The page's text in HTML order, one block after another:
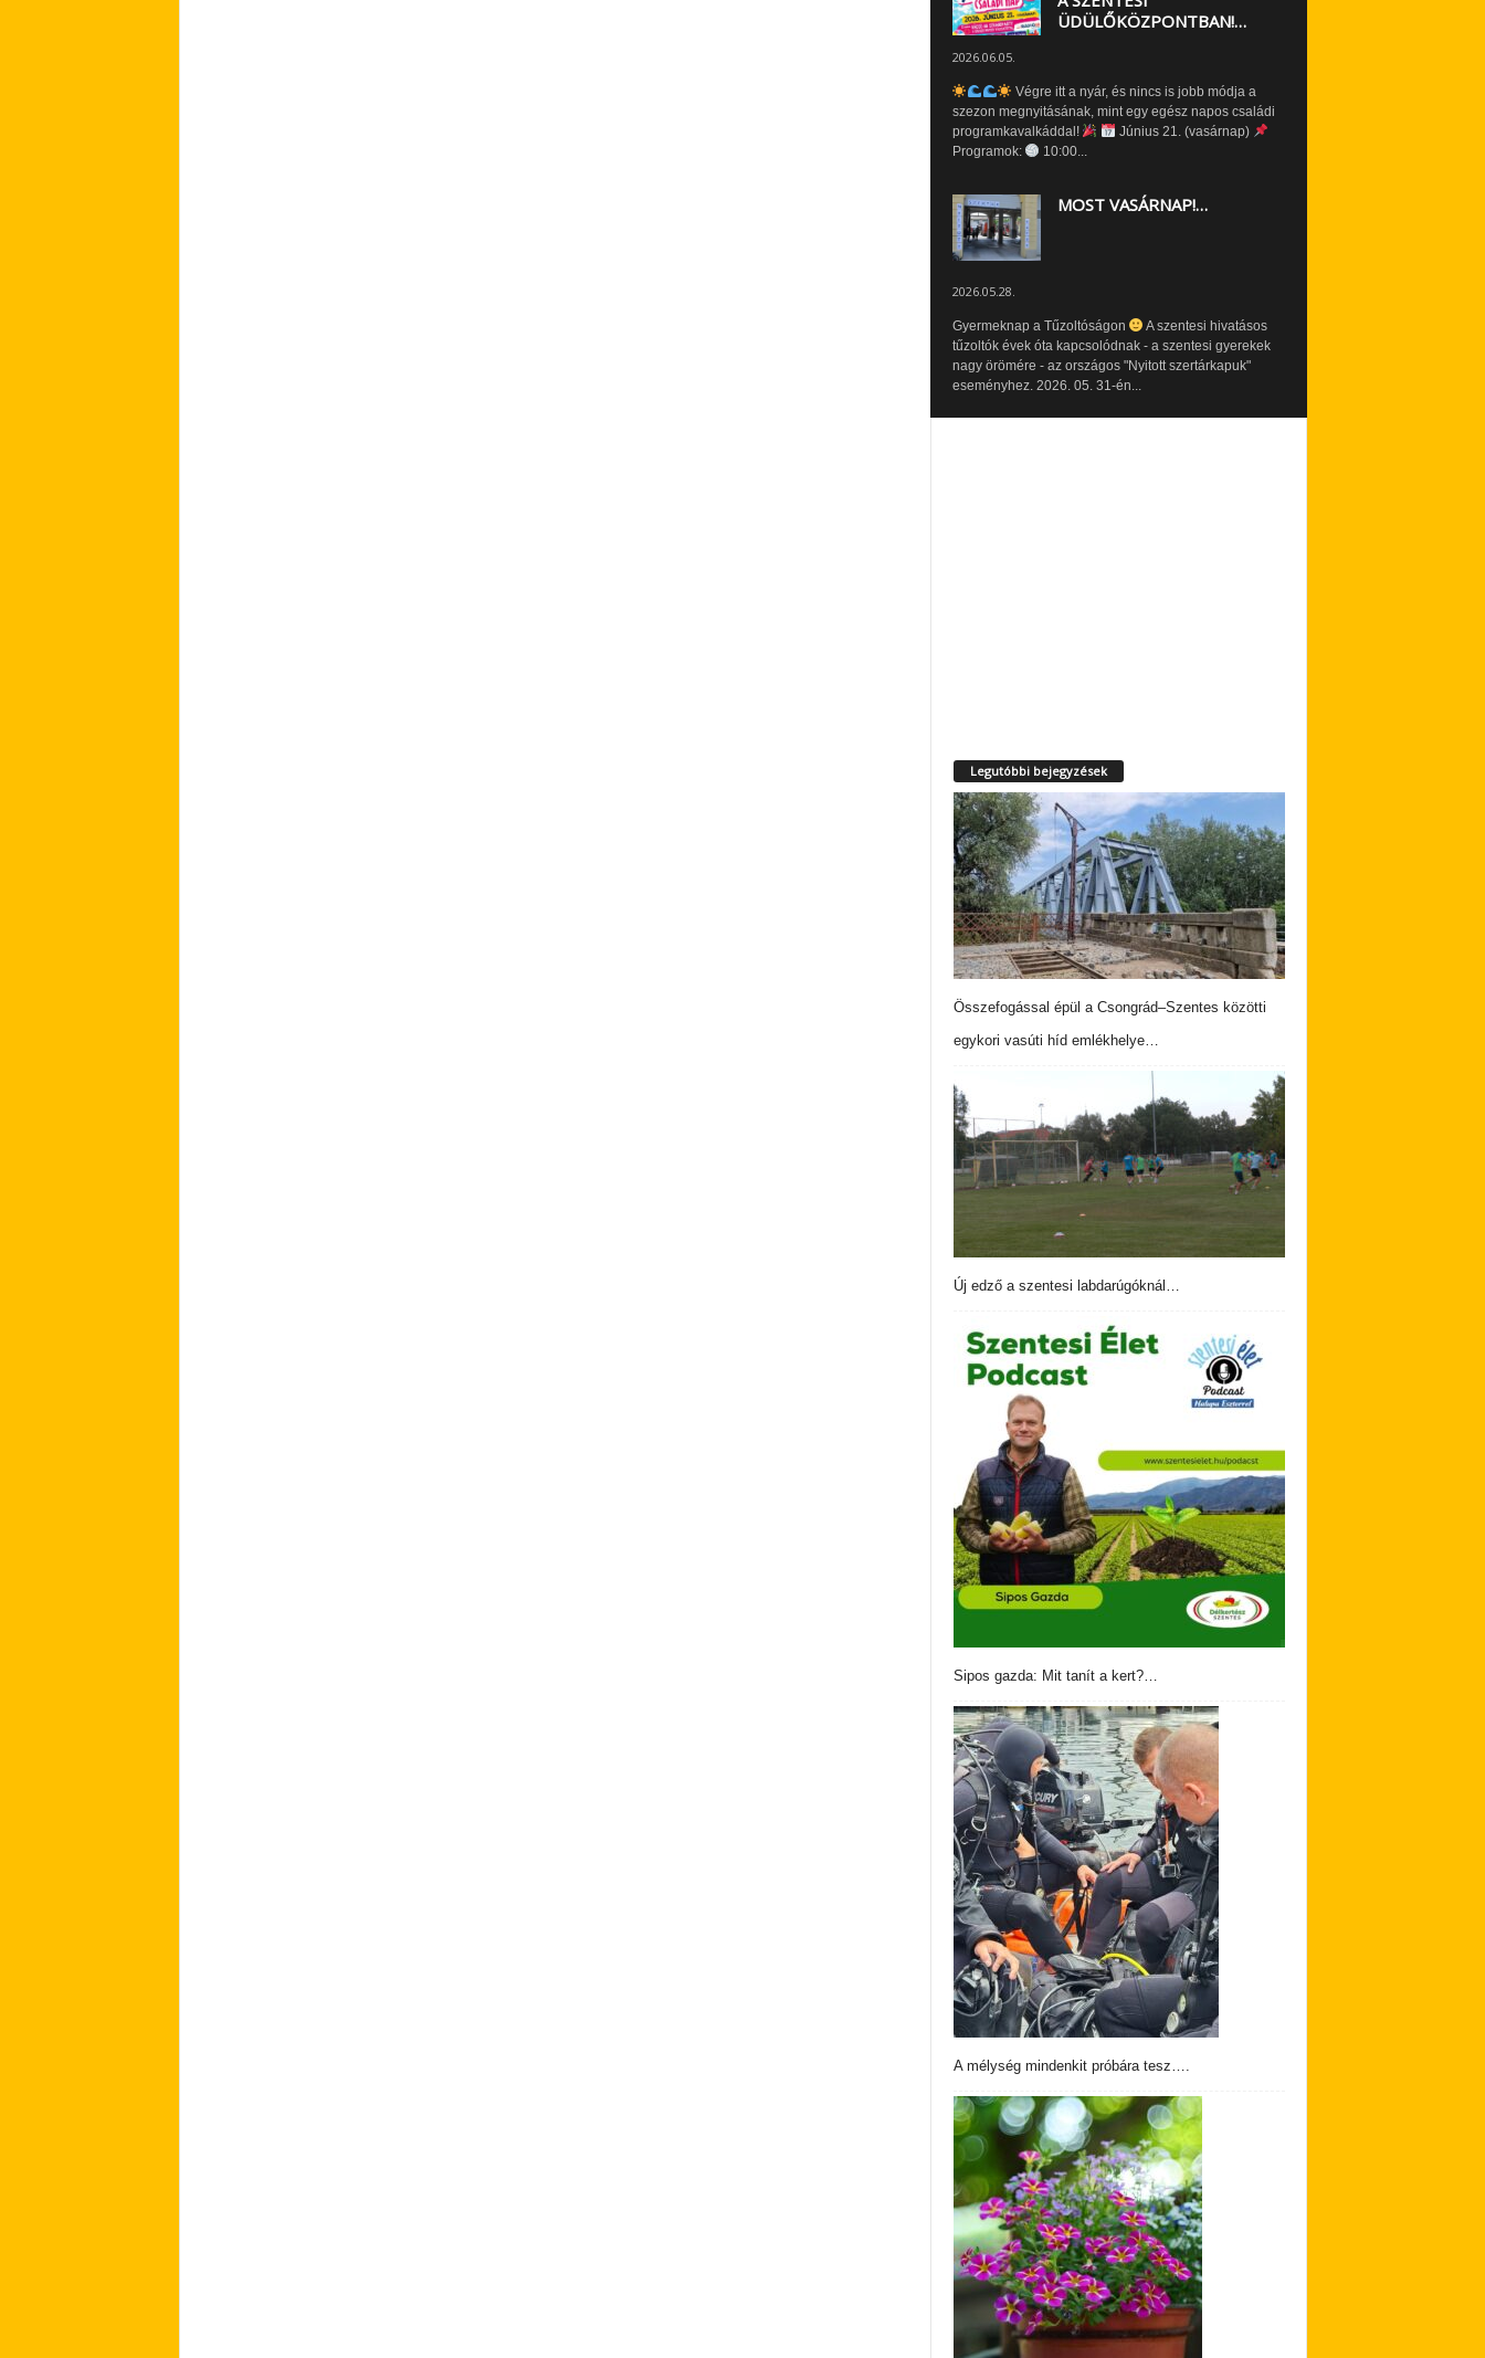
ÜDÜLŐKÖZPONTBAN!…
2026.06.05.
Végre itt a nyár, és nincs is jobb módja a
szezon megnyitásának, mint egy egész napos családi
programkavalkáddal!
Június 21. (vasárnap)
Programok:
10:00...
MOST VASÁRNAP!…
2026.05.28.
Gyermeknap a Tűzoltóságon
A szentesi hivatásos
tűzoltók évek óta kapcsolódnak - a szentesi gyerekek
nagy örömére - az országos "Nyitott szertárkapuk"
eseményhez. 2026. 05. 31-én...
Legutóbbi bejegyzések
Összefogással épül a Csongrád–Szentes közötti
egykori vasúti híd emlékhelye…
Új edző a szentesi labdarúgóknál…
Sipos gazda: Mit tanít a kert?…
A mélység mindenkit próbára tesz….